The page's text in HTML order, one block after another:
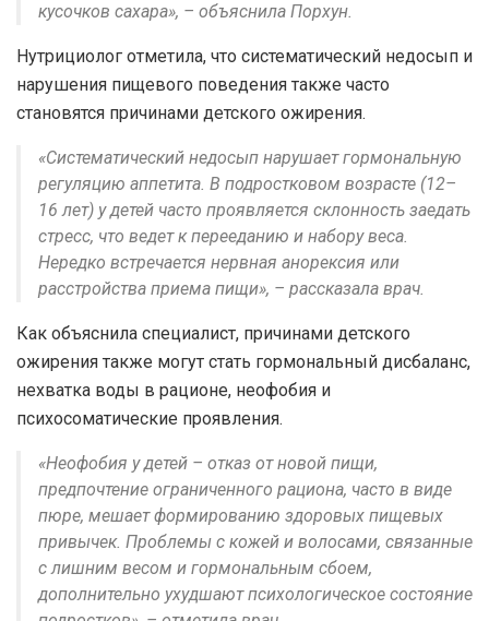
кусочков сахара», – объяснила Порхун.
Нутрициолог отметила, что систематический недосып и
нарушения пищевого поведения также часто
становятся причинами детского ожирения.
«Систематический недосып нарушает гормональную
регуляцию аппетита. В подростковом возрасте (12–
16 лет) у детей часто проявляется склонность заедать
стресс, что ведет к перееданию и набору веса.
Нередко встречается нервная анорексия или
расстройства приема пищи», – рассказала врач.
Как объяснила специалист, причинами детского
ожирения также могут стать гормональный дисбаланс,
нехватка воды в рационе, неофобия и
психосоматические проявления.
«Неофобия у детей – отказ от новой пищи,
предпочтение ограниченного рациона, часто в виде
пюре, мешает формированию здоровых пищевых
привычек. Проблемы с кожей и волосами, связанные
с лишним весом и гормональным сбоем,
дополнительно ухудшают психологическое состояние